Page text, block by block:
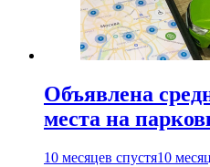
Объявлена
места на
10 месяцев спустя10